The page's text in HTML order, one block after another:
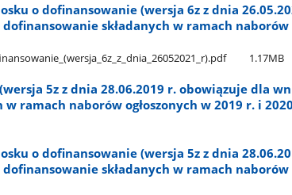
o dofinansowanie (wersja 6z z dnia
składanych w ramach naborów
1.17MB
5z z dnia 28.06.2019 r. obowiązuje dla
ramach naborów ogłoszonych w 2019 r. i
o dofinansowanie (wersja 5z z dnia
składanych w ramach naborów